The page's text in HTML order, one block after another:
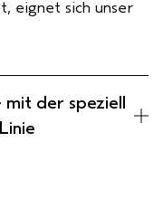
eignet sich unser
mit der speziell